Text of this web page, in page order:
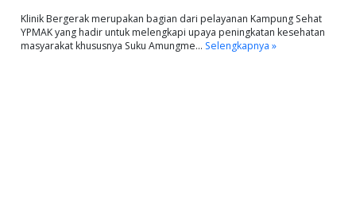
Klinik Bergerak merupakan bagian dari pelayanan Kampung Sehat
YPMAK yang hadir untuk melengkapi upaya peningkatan kesehatan
masyarakat khususnya Suku Amungme… Selengkapnya »